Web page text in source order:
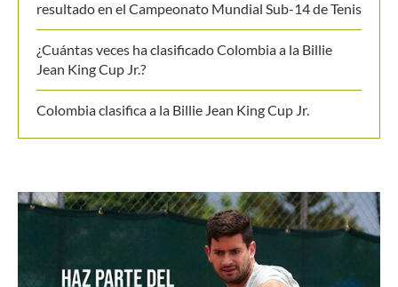
¿Cuántas veces ha clasificado Colombia a la Billie
Jean King Cup Jr.?
Colombia clasifica a la Billie Jean King Cup Jr.